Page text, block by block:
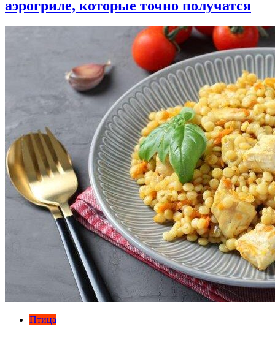
аэрогриле, которые точно получатся
Птица